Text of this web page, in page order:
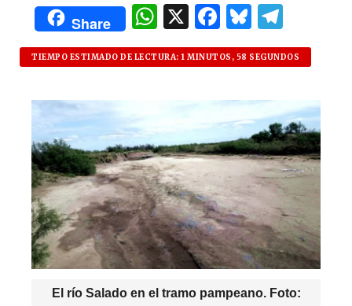
Share
W
h
at
p
p
X F
a
c
e
b
o
o
k
B
lu
es
k
y
el
e
ra
m
TIEMPO ESTIMADO DE LECTURA: 1 MINUTOS, 58 SEGUNDOS
El río Salado en el tramo pampeano. Foto: